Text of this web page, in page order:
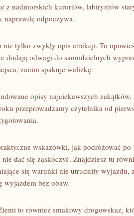
z nadmorskich kurortów, labiryntów
naprawdę odpoczywa.
tylko zwykły opis atrakcji. To
dodają odwagi do samodzielnych
zanim spakuje walizkę.
opisy najciekawszych
przeprowadzamy czytelnika od
wskazówki, jak podróżować
dać się zaskoczyć. Znajdziesz tu
się warunki nie utrudniły wyjazdu,
wyjazdem bez obaw.
to również smakowy drogowskaz,